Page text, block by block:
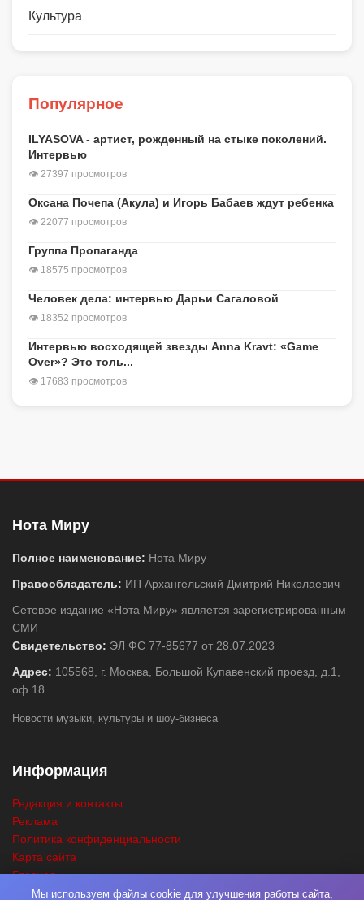
Культура
Популярное
ILYASOVA - артист, рожденный на стыке поколений.
Интервью
👁 27397 просмотров
Оксана Почепа (Акула) и Игорь Бабаев ждут ребенка
👁 22077 просмотров
Группа Пропаганда
👁 18575 просмотров
Человек дела: интервью Дарьи Сагаловой
👁 18352 просмотров
Интервью восходящей звезды Anna Kravt: «Game
Over»? Это толь...
👁 17683 просмотров
Нота Миру
Полное наименование: Нота Миру
Правообладатель: ИП Архангельский Дмитрий Николаевич
Сетевое издание «Нота Миру» является зарегистрированным
СМИ
Свидетельство: ЭЛ ФС 77-85677 от 28.07.2023
Адрес: 105568, г. Москва, Большой Купавенский проезд, д.1,
оф.18
Новости музыки, культуры и шоу-бизнеса
Информация
Редакция и контакты
Реклама
Политика конфиденциальности
Карта сайта
Главная
ПоискМы используем файлы cookie для улучшения работы сайта,